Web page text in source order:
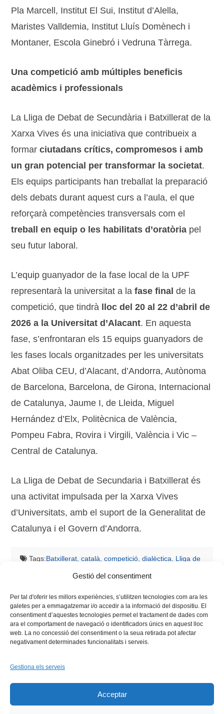
Gestió del consentiment
Per tal d'oferir les millors experiències, s’utilitzen tecnologies com ara les
galetes per a emmagatzemar i/o accedir a la informació del dispositiu. El
consentiment d’aquestes tecnologies permet el tractament de dades com
ara el comportament de navegació o identificadors únics en aquest lloc
web. La no concessió del consentiment o la seua retirada pot afectar
negativament determinades funcionalitats i serveis.
Gestiona els serveis
Acceptar
Pla Marcell, Institut El Sui, Institut d’Alella,
Maristes Valldemia, Institut Lluís Domènech i
Montaner, Escola Ginebró i Vedruna Tàrrega.
Una competició amb múltiples beneficis
acadèmics i professionals
La Lliga de Debat de Secundària i Batxillerat de la
Xarxa Vives és una iniciativa que contribueix a
formarciutadans crítics, compromesos i amb
un gran potencial per transformar la societat.
Els equips participants han treballat la preparació
dels debats durant aquest curs a l’aula, el que
reforçarà competències transversals com el
treball en equip o les habilitats d’oratòria pel
seu futur laboral.
L’equip guanyador de la fase local de la UPF
representarà la universitat a lafase finalde la
competició, que tindrà lloc del 20 al 22 d’abril de
2026 a la Universitat d’Alacant. En aquesta
fase, s’enfrontaran els 15 equips guanyadors de
les fases locals organitzades per les universitats
Abat Oliba CEU, d’Alacant, d’Andorra, Autònoma
de Barcelona, Barcelona, de Girona, Internacional
de Catalunya, Jaume I, de Lleida, Miguel
Hernández d’Elx, Politècnica de València,
Pompeu Fabra, Rovira i Virgili, València i Vic –
Central de Catalunya.
La Lliga de Debat de Secundaria i Batxillerat és
una activitat impulsada per la Xarxa Vives
d’Universitats, amb el suport de la Generalitat de
Catalunya i el Govern d’Andorra.
Tags:Batxillerat ,català ,competició ,dialèctica
Lliga de
Secundària,universitat,xarxa vives
Instagram
Flickr
INICI QUI SOM
PROGRAMES